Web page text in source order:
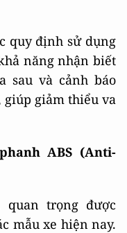
quy định sử dụng
năng nhận biết
sau và cảnh báo
giảm thiểu va
ABS (Anti-
trọng được
mẫu xe hiện nay.